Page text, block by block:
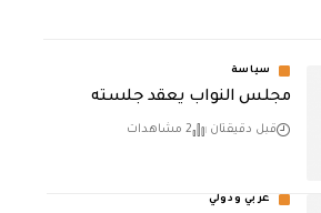
سياسة
مجلس النواب يعقد جلسته
قبل دقيقتان 2 مشاهدات
عربي ودولي